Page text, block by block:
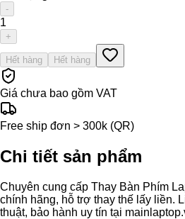
-
1
+
Hết hàng Hết hàng
Giá chưa bao gồm VAT
Free ship đơn > 300k (QR)
Chi tiết sản phẩm
Chuyên cung cấp Thay Bàn Phím
chính hãng, hỗ trợ thay thế lấy liền.
thuật, bảo hành uy tín tại